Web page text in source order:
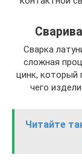
Сварка
сложная
цинк, который
чего
Читайте